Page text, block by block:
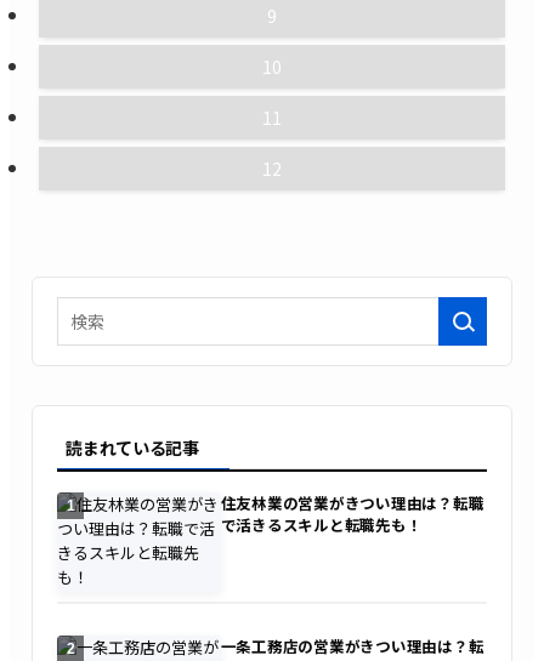
9
10
11
12
検索
読まれている記事
1
住友林業の営業がきつい理由は？転職
で活きるスキルと転職先も！
2
一条工務店の営業がきつい理由は？転